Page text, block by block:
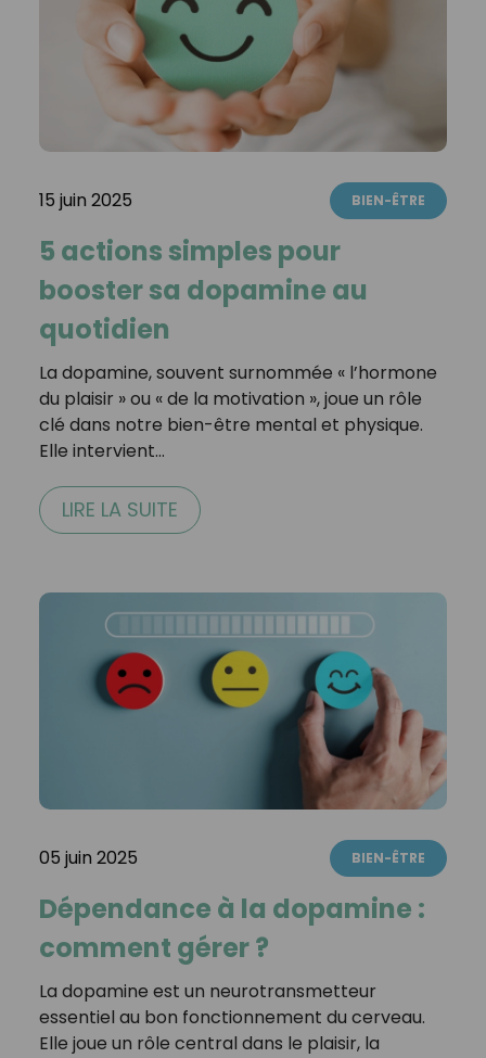
15 juin 2025 BIEN-ÊTRE
5 actions simples pour
booster sa dopamine au
quotidien
La dopamine, souvent surnommée « l’hormone
du plaisir » ou « de la motivation », joue un rôle
clé dans notre bien-être mental et physique.
Elle intervient…
LIRE LA SUITE
05 juin 2025 BIEN-ÊTRE
Dépendance à la dopamine :
comment gérer ?
La dopamine est un neurotransmetteur
essentiel au bon fonctionnement du cerveau.
Elle joue un rôle central dans le plaisir, la